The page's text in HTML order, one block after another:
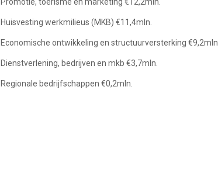
Huisvesting werkmilieus (MKB) €11,4mln.
Economische ontwikkeling en structuurversterking
Dienstverlening, bedrijven en mkb €3,7mln.
Regionale bedrijfschappen €0,2mln.